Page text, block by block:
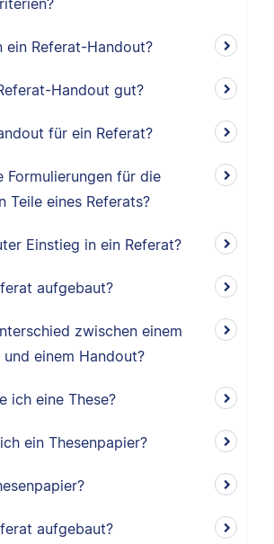
ein Referat-Handout?
Handout gut?
für ein Referat?
Formulierungen für die
Teile eines Referats?
Einstieg in ein Referat?
aufgebaut?
zwischen einem
einem Handout?
ich eine These?
ein Thesenpapier?
aufgebaut?